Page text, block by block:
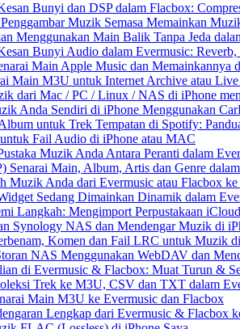
Bunyi dan DSP dalam Flacbox:
Muzik Semasa Memainkan
Menggunakan Main Balik Tanpa Jeda
Bunyi Audio dalam Evermusic:
Main Apple Music dan Memainkannya
Main M3U untuk Internet Archive atau
dari Mac / PC / Linux / NAS di iPhone
Anda Sendiri di iPhone Menggunakan
untuk Trek Tempatan di Spotify:
Fail Audio di iPhone atau MAC
Muzik Anda Antara Peranti dalam
Senarai Main, Album, Artis dan Genre
Muzik Anda dari Evermusic atau Flacbox
Sedang Dimainkan Dinamik dalam
Langkah: Mengimport Perpustakaan
Synology NAS dan Mendengar Muzik di
Komen dan Fail LRC untuk Muzik
NAS Menggunakan WebDAV dan
di Evermusic & Flacbox: Muat Turun &
Trek ke M3U, CSV dan TXT dalam
Main M3U ke Evermusic dan Flacbox
Lengkap dari Evermusic & Flacbox